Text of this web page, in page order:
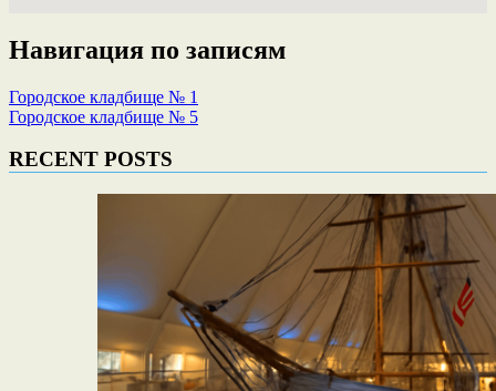
Навигация по записям
Городское кладбище № 1
Городское кладбище № 5
RECENT POSTS